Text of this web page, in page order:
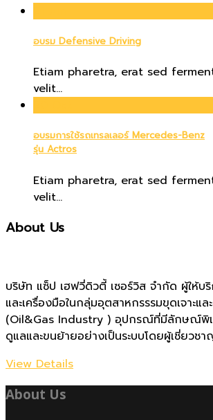
อบรม Defensive Driving
Etiam pharetra, erat sed
velit...
อบรมการใช้รถเทรลเลอร์ Mercedes-Benz
รุ่น Actros
Etiam pharetra, erat sed
velit...
About Us
บริษัท แซ็ป เฮฟวี่ดิวตี้ เซอร์วิส จำกัด ผู้ให้
และเครื่องมือในกลุ่มอุตสาหกรรรมขุดเจาะแล
(Oil&Gas Industry ) อุปกรณ์ที่มีลักษณ์พิ
ดูแลและขนย้ายอย่างเป็นระบบโดยผู้เชี่ยวชา
View Details
About Us